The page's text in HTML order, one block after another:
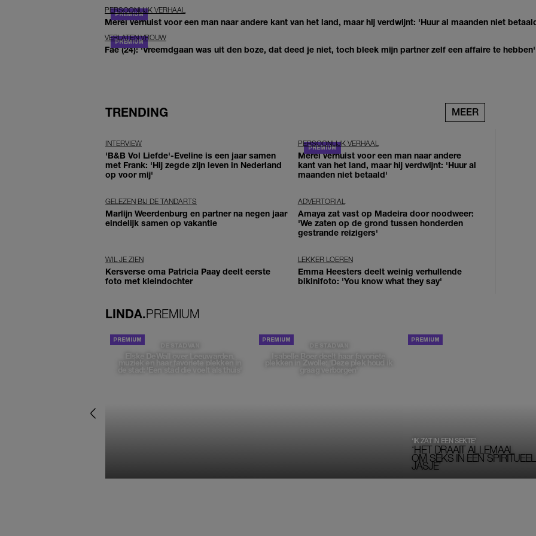
PERSOONLIJK VERHAAL
Merel verhuist voor een man naar andere kant van het land, maar hij verdwijnt: 'Huur al maanden niet
VERLATEN VROUW
Fae (24): 'Vreemdgaan was uit den boze, dat deed je niet, toch bleek mijn partner zelf een affaire te hebben'
TRENDING MEER
INTERVIEW
'B&B Vol Liefde'-Eveline is een jaar samen
met Frank: 'Hij zegde zijn leven in Nederland
op voor mij'
PERSOONLIJK VERHAAL
Merel verhuist voor een man naar andere
kant van het land, maar hij verdwijnt: 'Huur al
maanden niet betaald'
GELEZEN BIJ DE TANDARTS
Marlijn Weerdenburg en partner na negen jaar
eindelijk samen op vakantie
ADVERTORIAL
Amaya zat vast op Madeira door noodweer:
'We zaten op de grond tussen honderden
gestrande reizigers'
WIL JE ZIEN
Kersverse oma Patricia Paay deelt eerste
foto met kleindochter
LEKKER LOEREN
Emma Heesters deelt weinig verhullende
bikinifoto: 'You know what they say'
LINDA.PREMIUM
DE STAD VAN
Elske DeWall over Leeuwarden,
muziek en haar favoriete plekken in
de stad: 'Een stad die voelt als thuis'
DE STAD VAN
Isabelle Boer deelt haar favoriete
plekken in Zwolle: 'Deze plek houd ik
graag verborgen'
‘HET DRAAIT ALLEMAAL
OM SEKS IN EEN SPIRITUEEL
JASJE’
‘IK ZAT IN EEN SEKTE’